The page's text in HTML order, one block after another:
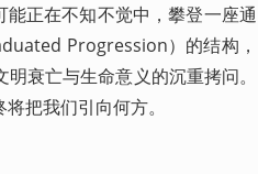
正在不知不觉中，攀登一座通
Progression）的结构，
衰亡与生命意义的沉重拷问。
把我们引向何方。